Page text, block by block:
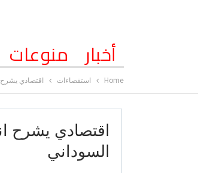
أخبار منوعات
Home استقصاءات اقتصادي
اقتصادي يشرح
السوداني